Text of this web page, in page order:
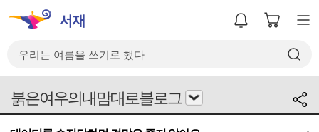
붉은여우의내맘대로블로그